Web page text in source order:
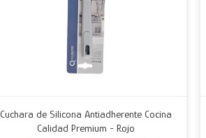
Cuchara de Silicona Antiadherente Cocina
Calidad Premium - Rojo